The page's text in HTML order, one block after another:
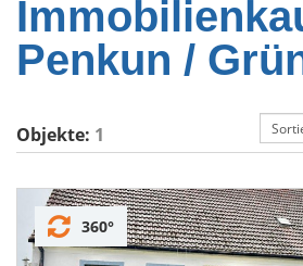
Penkun /
Objekte: 1
360°